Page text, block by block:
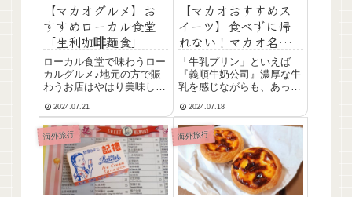
【マカオグルメ】お
すすめローカル食堂
「生利咖啡麵食」
ローカル食堂で味わうロー
カルグルメ♪地元の方で賑
わうお店はやはり美味しか
な「生利咖啡麵食」おすす
めです。
2024.07.21
【マカオおすすめス
イーツ】食べずに帰
れない！マカオ名物
「義順牛奶公司の牛
乳プリン」
「牛乳プリン」といえば
『義順牛奶公司』濃厚な牛
乳を感じながらも、あっさ
蒸し暑いマカオでおすすめ
のスイーツです。
2024.07.18
海外旅行 海外旅行